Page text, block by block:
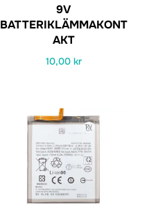
9V
BATTERIKLÄMMAKONT
AKT
10,00 kr